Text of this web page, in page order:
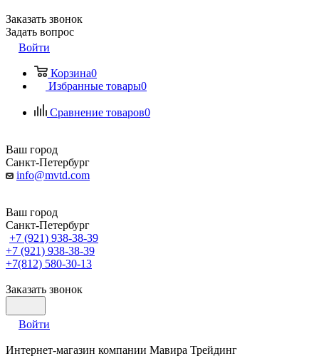
Заказать звонок
Задать вопрос
Войти
Корзина0
Избранные товары0
Сравнение товаров0
Ваш город
Санкт-Петербург
info@mvtd.com
Ваш город
Санкт-Петербург
+7 (921) 938-38-39
+7 (921) 938-38-39
+7(812) 580-30-13
Заказать звонок
Войти
Интернет-магазин компании Мавира Трейдинг